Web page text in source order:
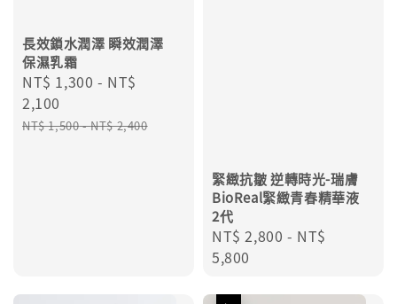
長效鎖水潤澤 瞬效潤澤
保濕乳霜
Sale
price
NT$ 1,300 - NT$
2,100
Regular
NT$ 1,500-NT$ 2,400
緊緻抗皺 逆轉時光-瑞膚
BioReal緊緻青春精華液
2代
Regular
price
NT$ 2,800 - NT$
5,800